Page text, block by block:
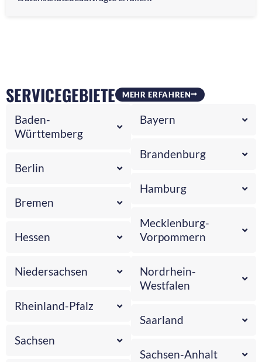
SERVICEGEBIETE MEHR ERFAHREN
Baden-
Württemberg
Berlin
Bremen
Hessen
Niedersachsen
Rheinland-Pfalz
Sachsen
Bayern
Brandenburg
Hamburg
Mecklenburg-
Vorpommern
Nordrhein-
Westfalen
Saarland
Sachsen-Anhalt